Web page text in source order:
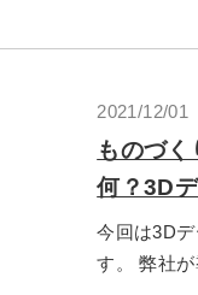
2021/12/01
ものづ
何？3D
今回は3D
す。 弊社